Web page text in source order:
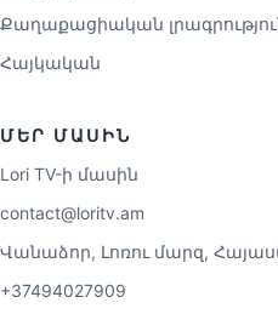
Քաղաքացիական
Հայկական
ՄԵՐ ՄԱՍԻՆ
Lori TV-ի մասին
contact@loritv.am
Վանաձոր, Լոռու մարզ,
+37494027909